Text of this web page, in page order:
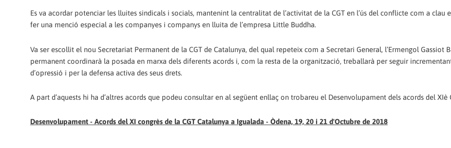
Es va acordar potenciar les lluites sindicals i socials, mantenint la centralitat de l’activitat de la CGT en l’ús del conflicte com a clau
fer una menció especial a les companyes i companys en lluita de l’empresa Little Buddha.
Va ser escollit el nou Secretariat Permanent de la CGT de Catalunya, del qual repeteix com a Secretari General, l’Ermengol
permanent coordinarà la posada en marxa dels diferents acords i, com la resta de la organització, treballarà per seguir
d’opressió i per la defensa activa des seus drets.
A part d’aquests hi ha d’altres acords que podeu consultar en al següent enllaç on trobareu el Desenvolupament dels acords del XIè
Desenvolupament - Acords del XI congrès de la CGT Catalunya a Igualada - Òdena, 19, 20 i 21 d'Octubre de 2018